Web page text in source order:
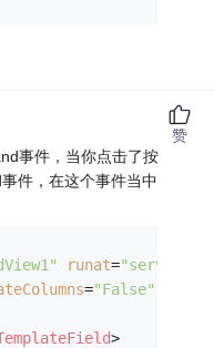
事件，当你点击了按
件，在这个事件当中
runat="server"
="False"
>
赞